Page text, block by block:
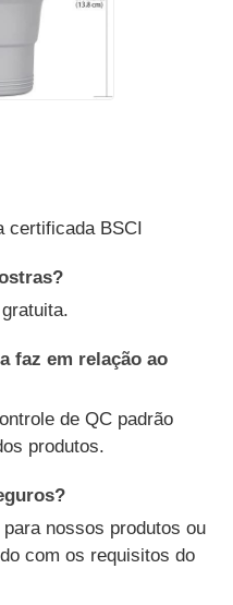
certificada BSCI
faz em relação ao
de QC padrão
produtos.
nossos produtos ou
com os requisitos do